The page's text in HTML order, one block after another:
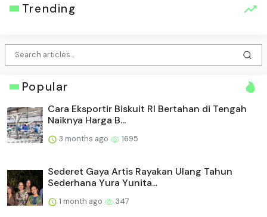
Trending
Popular
Cara Eksportir Biskuit RI Bertahan di Tengah
Naiknya Harga B...
3 months ago 1695
Sederet Gaya Artis Rayakan Ulang Tahun
Sederhana Yura Yunita...
1 month ago 347